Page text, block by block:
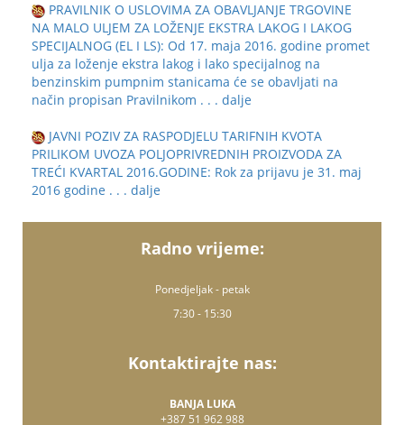
PRAVILNIK O USLOVIMA ZA OBAVLJANJE TRGOVINE
NA MALO ULJEM ZA LOŽENJE EKSTRA LAKOG I LAKOG
SPECIJALNOG (EL I LS): Od 17. maja 2016. godine promet
ulja za loženje ekstra lakog i lako specijalnog na
benzinskim pumpnim stanicama će se obavljati na
način propisan Pravilnikom . . . dalje
JAVNI POZIV ZA RASPODJELU TARIFNIH KVOTA
PRILIKOM UVOZA POLJOPRIVREDNIH PROIZVODA ZA
TREĆI KVARTAL 2016.GODINE: Rok za prijavu je 31. maj
2016 godine . . . dalje
Radno vrijeme:
Ponedjeljak - petak
7:30 - 15:30
Kontaktirajte nas:
BANJA LUKA
+387 51 962 988